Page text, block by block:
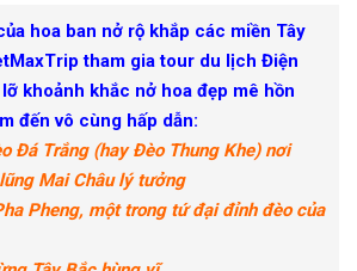
hoa ban nở rộ khắp các miền Tây
tham gia tour du lịch Điện
khoảnh khắc nở hoa đẹp mê hồn
đến vô cùng hấp dẫn:
Đá Trắng (hay Đèo Thung Khe) nơi
Mai Châu lý tưởng
Pheng, một trong tứ đại đỉnh đèo của